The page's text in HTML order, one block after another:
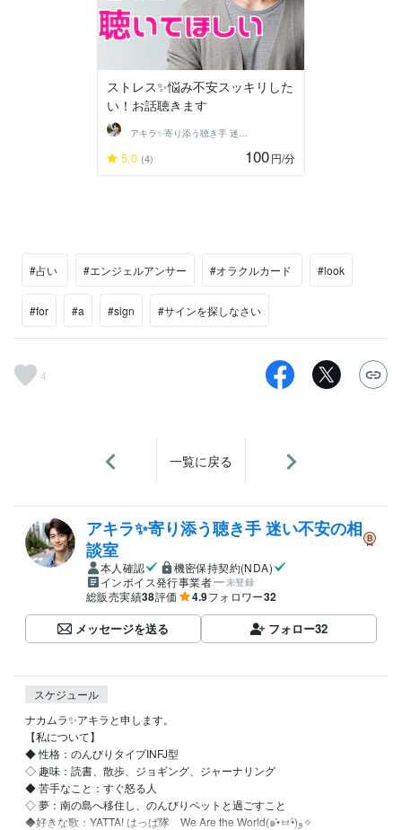
ストレス✨悩み不安スッキリした
い！お話聴きます
5.0 (4) 100円/分
#占い #エンジェルアンサー #オラクルカード #look
#for #a #sign #サインを探しなさい
4
一覧に戻る
アキラ✨寄り添う聴き手 迷い不安の相
談室
本人確認
機密保持契約(NDA)
インボイス発行事業者
未登録
総販売実績38評価 4.9フォロワー32
メッセージを送る フォロー32
スケジュール
ナカムラ✨アキラと申します。
【私について】
◆ 性格：のんびりタイプINFJ型
◇ 趣味：読書、散歩、ジョギング、ジャーナリング
◆ 苦手なこと：すぐ怒る人
◇ 夢：南の島へ移住し、のんびりペットと過ごすこと
◆好きな歌：YATTA! はっぱ隊　We Are the World(๑•̀ㅂ•́)و✧